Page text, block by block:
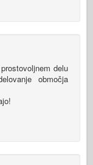
delu
območja